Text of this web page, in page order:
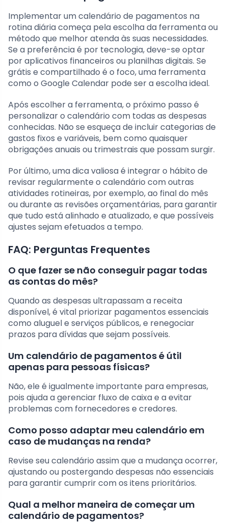
Implementar um calendário de pagamentos na
rotina diária começa pela escolha da ferramenta ou
método que melhor atenda às suas necessidades.
Se a preferência é por tecnologia, deve-se optar
por aplicativos financeiros ou planilhas digitais. Se
grátis e compartilhado é o foco, uma ferramenta
como o Google Calendar pode ser a escolha ideal.
Após escolher a ferramenta, o próximo passo é
personalizar o calendário com todas as despesas
conhecidas. Não se esqueça de incluir categorias de
gastos fixos e variáveis, bem como quaisquer
obrigações anuais ou trimestrais que possam surgir.
Por último, uma dica valiosa é integrar o hábito de
revisar regularmente o calendário com outras
atividades rotineiras, por exemplo, ao final do mês
ou durante as revisões orçamentárias, para garantir
que tudo está alinhado e atualizado, e que possíveis
ajustes sejam efetuados a tempo.
FAQ: Perguntas Frequentes
O que fazer se não conseguir pagar todas
as contas do mês?
Quando as despesas ultrapassam a receita
disponível, é vital priorizar pagamentos essenciais
como aluguel e serviços públicos, e renegociar
prazos para dívidas que sejam possíveis.
Um calendário de pagamentos é útil
apenas para pessoas físicas?
Não, ele é igualmente importante para empresas,
pois ajuda a gerenciar fluxo de caixa e a evitar
problemas com fornecedores e credores.
Como posso adaptar meu calendário em
caso de mudanças na renda?
Revise seu calendário assim que a mudança ocorrer,
ajustando ou postergando despesas não essenciais
para garantir cumprir com os itens prioritários.
Qual a melhor maneira de começar um
calendário de pagamentos?